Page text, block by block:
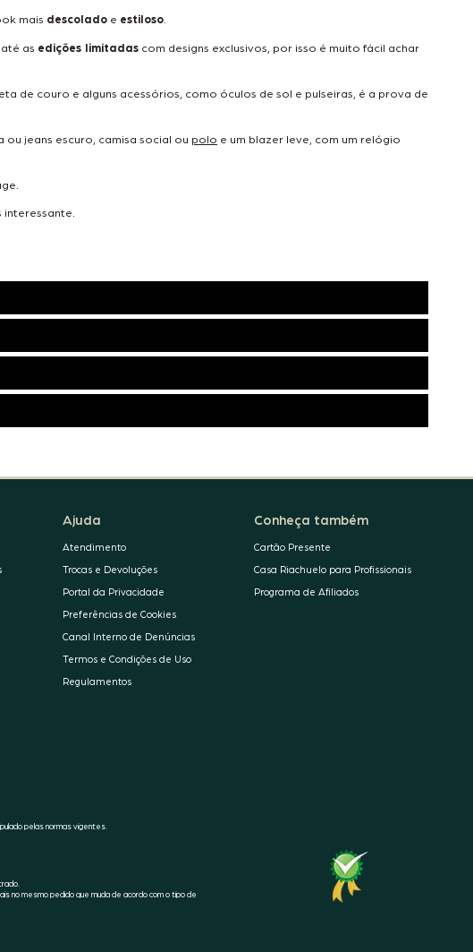
mais descolado e estiloso.
até as edições limitadas com designs exclusivos, por isso é muito fácil achar
de couro e alguns acessórios, como óculos de sol e pulseiras, é a prova de
jeans escuro, camisa social ou polo e um blazer leve, com um relógio
Ajuda
Atendimento
Trocas e Devoluções
Portal da Privacidade
Preferências de Cookies
Canal Interno de Denúncias
Termos e Condições de Uso
Regulamentos
Conheça também
Cartão Presente
Casa Riachuelo para Profissionais
Programa de Afiliados
pelas normas vigentes.
no mesmo pedido que muda de acordo com o tipo de
SELO
RA1000